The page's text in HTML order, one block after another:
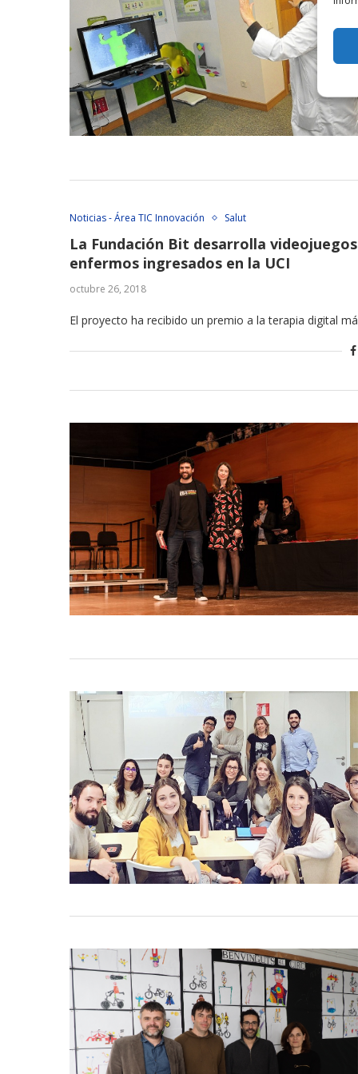
Noticias - Área TIC Innovación Salut
La Fundación Bit desarrolla
enfermos ingresados en la UCI
octubre 26, 2018
El proyecto ha recibido un premio a la terapia digital